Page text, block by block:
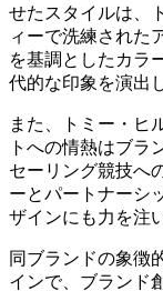
せたスタイルは、
ィーで洗練された
を基調としたカラ
代的な印象を演出
また、トミー・ヒ
トへの情熱はブラ
セーリング競技へ
ーとパートナーシ
ザインにも力を注
同ブランドの象徴
インで、ブランド